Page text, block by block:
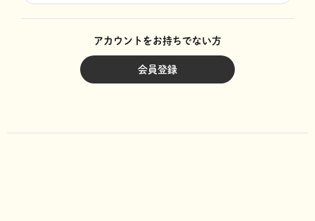
アカウントをお持ちでない方
会員登録